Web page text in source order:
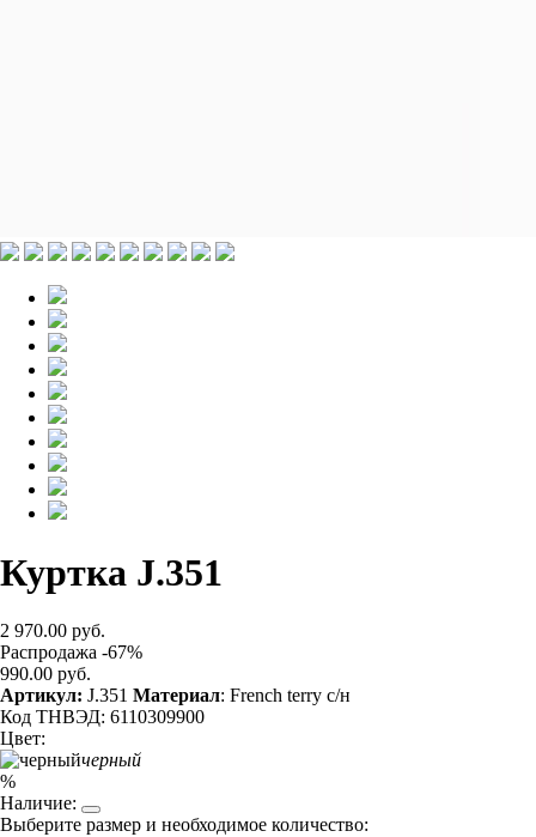
Куртка J.351
2 970.00 руб.
Распродажа -67%
990.00 руб.
Артикул: J.351 Материал: French terry с/н
Код ТНВЭД: 6110309900
Цвет:
черный
%
Наличие:
Выберите размер и необходимое количество: